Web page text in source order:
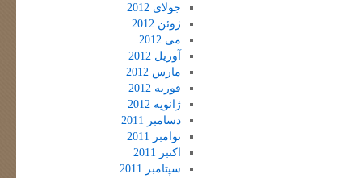
جولای 2012
ژوئن 2012
می 2012
آوریل 2012
مارس 2012
فوریه 2012
ژانویه 2012
دسامبر 2011
نوامبر 2011
اکتبر 2011
سپتامبر 2011